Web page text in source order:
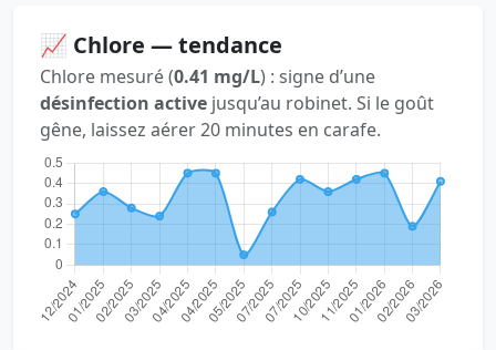
📈 Chlore — tendance
Chlore mesuré (0.41 mg/L) : signe d’une
désinfection active jusqu’au robinet. Si le goût
gêne, laissez aérer 20 minutes en carafe.